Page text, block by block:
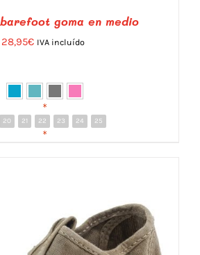
DETALLES
goma en medio
28,95€ IVA incluído
*
20 21 22 23 24 25
*